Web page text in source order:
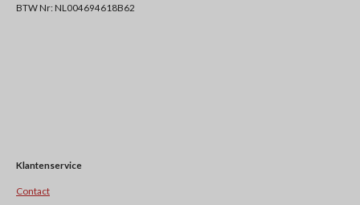
BTW Nr: NL004694618B62
Klantenservice
Contact